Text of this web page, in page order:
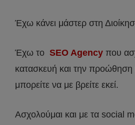
Έχω κάνει μάστερ στη
Έχω το SEO Agency που
κατασκευή και την προώθηση
μπορείτε να με βρείτε εκεί.
Ασχολούμαι και με τα social